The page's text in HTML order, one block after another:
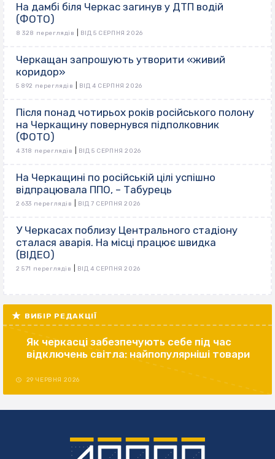
На дамбі біля Черкас загинув у ДТП водій
(ФОТО)
8 328 переглядів ВІД 5 СЕРПНЯ 2026
Черкащан запрошують утворити «живий
коридор»
5 892 переглядів ВІД 4 СЕРПНЯ 2026
Після понад чотирьох років російського полону
на Черкащину повернувся підполковник
(ФОТО)
4 318 переглядів ВІД 5 СЕРПНЯ 2026
На Черкащині по російській цілі успішно
відпрацювала ППО, – Табурець
2 633 переглядів ВІД 7 СЕРПНЯ 2026
У Черкасах поблизу Центрального стадіону
сталася аварія. На місці працює швидка
(ВІДЕО)
2 571 переглядів ВІД 4 СЕРПНЯ 2026
ВИБІР РЕДАКЦІЇ
Як черкасці забезпечують себе під час
відключень світла: найпопулярніші товари
29 ЧЕРВНЯ 2026